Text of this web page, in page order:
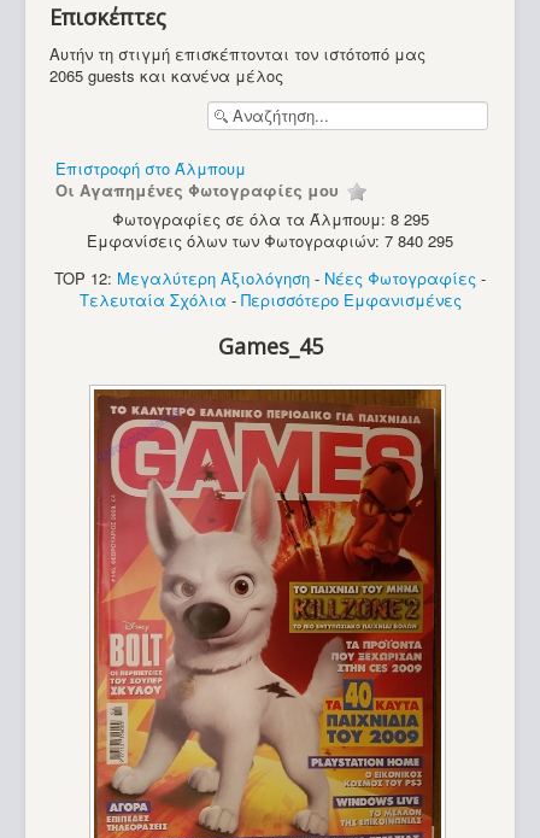
Υπολογιστές
Spectravideo SV-318
Επισκέπτες
Αυτήν τη στιγμή επισκέπτονται τον ιστότοπό μας
2065 guests και κανένα μέλος
Επιστροφή στο Άλμπουμ
Οι Αγαπημένες Φωτογραφίες μου
Φωτογραφίες σε όλα τα Άλμπουμ: 8 295
Εμφανίσεις όλων των Φωτογραφιών: 7 840 295
TOP 12: Μεγαλύτερη Αξιολόγηση - Νέες Φωτογραφίες -
Τελευταία Σχόλια - Περισσότερο Εμφανισμένες
Games_45